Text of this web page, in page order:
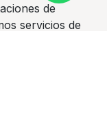
de
servicios de